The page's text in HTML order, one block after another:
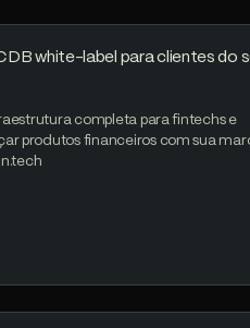
white-label para clientes do
completa para fintechs e
produtos financeiros com sua